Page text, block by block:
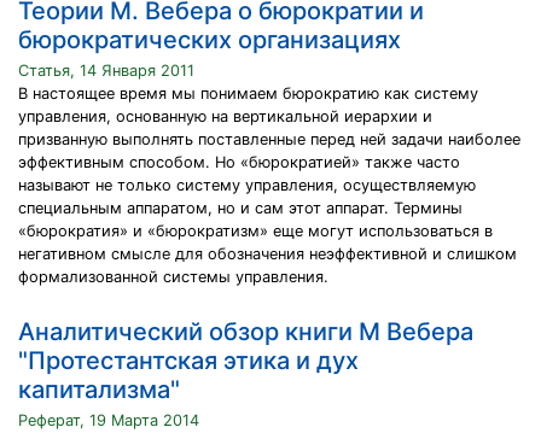
Теории М. Вебера о бюрократии и
бюрократических организациях
Статья, 14 Января 2011
В настоящее время мы понимаем бюрократию как систему
управления, основанную на вертикальной иерархии и
призванную выполнять поставленные перед ней задачи наиболее
эффективным способом. Но «бюрократией» также часто
называют не только систему управления, осуществляемую
специальным аппаратом, но и сам этот аппарат. Термины
«бюрократия» и «бюрократизм» еще могут использоваться в
негативном смысле для обозначения неэффективной и слишком
формализованной системы управления.
Аналитический обзор книги М Вебера
"Протестантская этика и дух
капитализма"
Реферат, 19 Марта 2014